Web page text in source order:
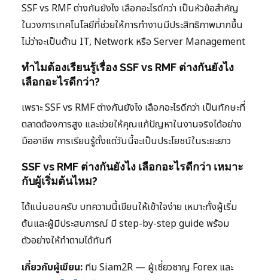
SSF vs RMF ต่างกันยังไง เลือกอะไรดีกว่า เป็นหัวข้อสำคัญ
ในวงการเทคโนโลยีที่ช่วยให้การทำงานมีประสิทธิภาพมากขึ้น
ไม่ว่าจะเป็นด้าน IT, Network หรือ Server Management
ทำไมต้องเรียนรู้เรื่อง SSF vs RMF ต่างกันยังไง
เลือกอะไรดีกว่า?
เพราะ SSF vs RMF ต่างกันยังไง เลือกอะไรดีกว่า เป็นทักษะที่
ตลาดต้องการสูง และช่วยให้คุณแก้ปัญหาในงานจริงได้อย่าง
มืออาชีพ การเรียนรู้ตั้งแต่วันนี้จะเป็นประโยชน์ในระยะยาว
SSF vs RMF ต่างกันยังไง เลือกอะไรดีกว่า เหมาะ
กับผู้เริ่มต้นไหม?
ได้แน่นอนครับ บทความนี้เขียนให้เข้าใจง่าย เหมาะทั้งผู้เริ่ม
ต้นและผู้มีประสบการณ์ มี step-by-step guide พร้อม
ตัวอย่างให้ทำตามได้ทันที
เกี่ยวกับผู้เขียน: ทีม Siam2R — ผู้เชี่ยวชาญ Forex และ